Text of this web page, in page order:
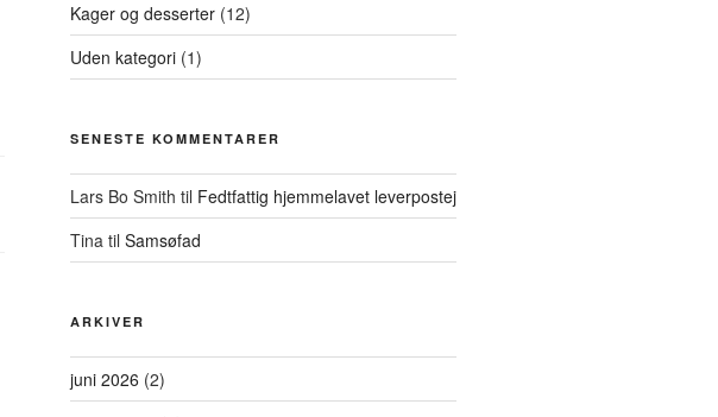
Kager og desserter(12)
Uden kategori(1)
SENESTE KOMMENTARER
Lars Bo Smith til Fedtfattig hjemmelavet leverpostej
Tinatil Samsøfad
ARKIVER
juni 2026 (2)